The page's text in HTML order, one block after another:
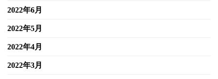
2022年6月
2022年5月
2022年4月
2022年3月